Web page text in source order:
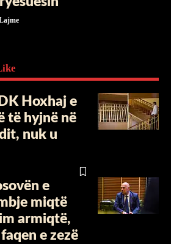
Hoxhaj e
të hyjnë në
nuk u
e
miqtë
armiqtë,
e zezë